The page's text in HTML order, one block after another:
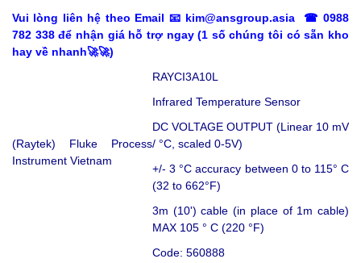
Vui lòng liên hệ theo Email 📧 kim@ansgroup.asia ☎ 0988
782 338 để nhận giá hỗ trợ ngay (1 số chúng tôi có sẵn kho
hay về nhanh️🚀️🚀)
(Raytek) Fluke Process
Instrument Vietnam
RAYCI3A10L
Infrared Temperature Sensor
DC VOLTAGE OUTPUT (Linear 10 mV
/ °C, scaled 0-5V)
+/- 3 °C accuracy between 0 to 115° C
(32 to 662°F)
3m (10') cable (in place of 1m cable)
MAX 105 ° C (220 °F)
Code: 560888